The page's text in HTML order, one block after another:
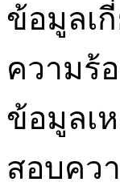
ข้อมูลเ
ความร้
ข้อมูลเ
สอบคว